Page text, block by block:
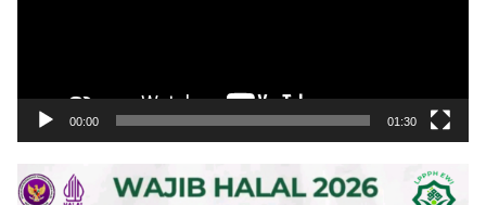
00:00 01:30